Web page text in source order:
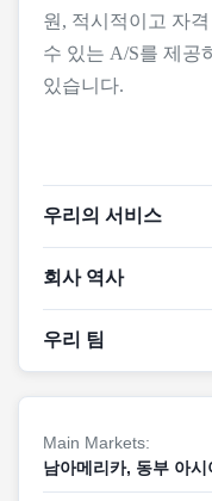
원, 적시적이고 자
수 있는 A/S를 제공
있습니다.
우리의 서비스
우리는 탄자니아,
국, 필리핀과 같은
또한, 손잡이, 경첩,
테이, 블라인드 리
회사 역사
우리 팀
부터 판매 후까지
입니다.24시간 온라
Main Markets:
남아메리카, 동부 아